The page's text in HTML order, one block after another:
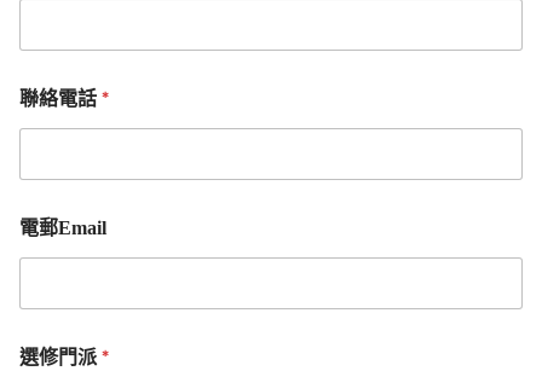
聯絡電話 *
電郵Email
選修門派 *